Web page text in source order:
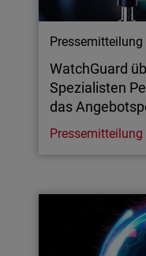
Pressemitteilung
WatchGuard
Spezialisten
das
Pressemitteilung